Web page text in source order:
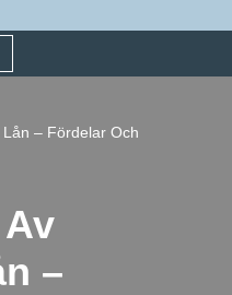
– Fördelar Och
–